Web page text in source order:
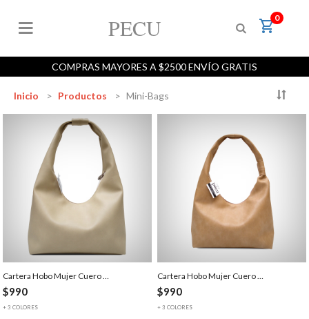
PECU ×
shopping_cart0
COMPRAS MAYORES A $2500 ENVÍO GRATIS
Inicio Productos Mini-Bags ×
×
Cartera Hobo Mujer Cuero …
$990
+ 3 COLORES
Cartera Hobo Mujer Cuero …
$990
+ 3 COLORES